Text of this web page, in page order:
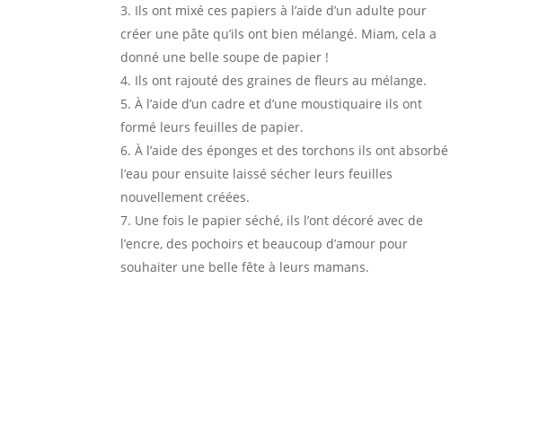
Ils ont mixé ces papiers à l’aide d’un adulte pour
créer une pâte qu’ils ont bien mélangé. Miam, cela a
donné une belle soupe de papier !
Ils ont rajouté des graines de fleurs au mélange.
À l’aide d’un cadre et d’une moustiquaire ils ont
formé leurs feuilles de papier.
À l’aide des éponges et des torchons ils ont absorbé
l’eau pour ensuite laissé sécher leurs feuilles
nouvellement créées.
Une fois le papier séché, ils l’ont décoré avec de
l’encre, des pochoirs et beaucoup d’amour pour
souhaiter une belle fête à leurs mamans.